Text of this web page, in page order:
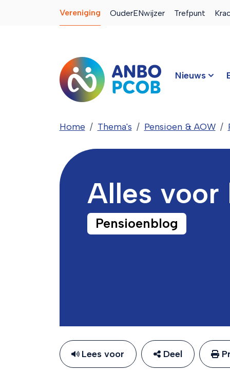
Vereniging OuderENwijzer Trefpunt
Nieuws
Home Thema's Pensioen & AOW
Alles voor
Pensioenblog
Lees voor Deel